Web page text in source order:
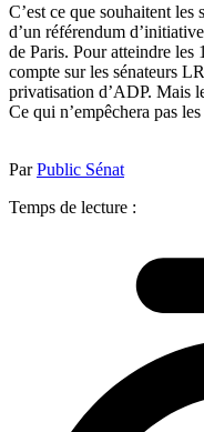
C’est ce que souhaitent les
d’un référendum
de Paris. Pour atteindre les
compte sur les sénateurs
privatisation d’ADP. Mais
Ce qui n’empêchera pas
ParPublic Sénat
Temps de lecture :